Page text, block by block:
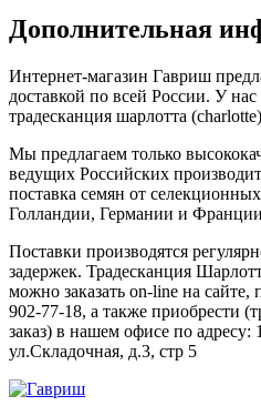
Дополнительная
Интернет-магазин Гавриш
доставкой по всей России. У
традесканция шарлотта
Мы предлагаем только
ведущих Российских
поставка семян от
Голландии, Германии и
Поставки производятся
задержек. Традесканция
можно заказать on-line на
902-77-18, а также приобрести
заказ) в нашем офисе по адресу:
ул.Складочная, д.3, стр 5